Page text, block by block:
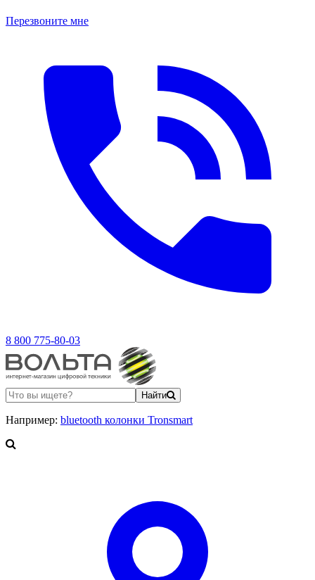
Перезвоните мне
8 800 775-80-03
Найти
Например: bluetooth колонки Tronsmart